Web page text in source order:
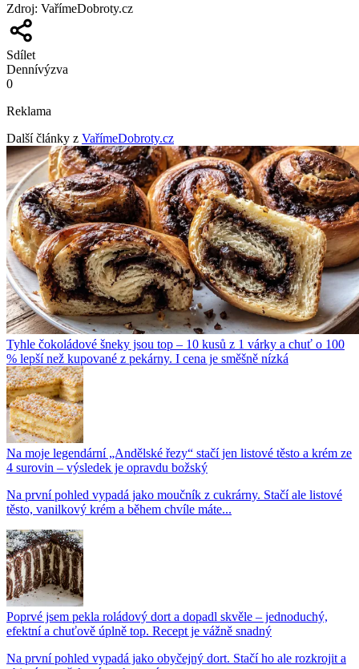
Zdroj: VařímeDobroty.cz
Sdílet
Dennívýzva
0
Reklama
Další články z VařímeDobroty.cz
Tyhle čokoládové šneky jsou top – 10 kusů z 1 várky a chuť o 100
% lepší než kupované z pekárny. I cena je směšně nízká
Na moje legendární „Andělské řezy“ stačí jen listové těsto a krém ze
4 surovin – výsledek je opravdu božský
Na první pohled vypadá jako moučník z cukrárny. Stačí ale listové
těsto, vanilkový krém a během chvíle máte...
Poprvé jsem pekla roládový dort a dopadl skvěle – jednoduchý,
efektní a chuťově úplně top. Recept je vážně snadný
Na první pohled vypadá jako obyčejný dort. Stačí ho ale rozkrojit a